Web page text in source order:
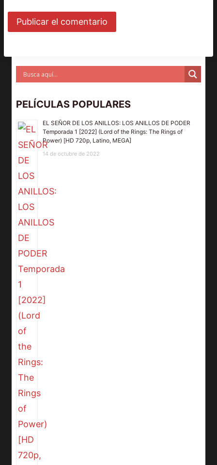
PELÍCULAS POPULARES
EL SEÑOR DE LOS ANILLOS: LOS ANILLOS DE PODER
Temporada 1 [2022] (Lord of the Rings: The Rings of
Power) [HD 720p, Latino, MEGA]
14 de octubre de 2022